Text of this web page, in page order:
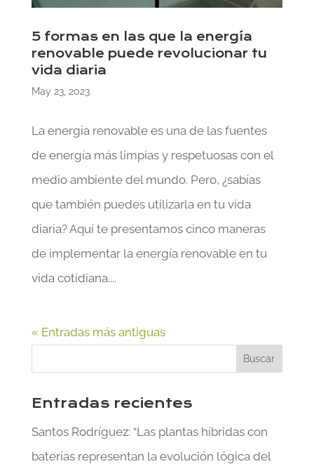
5 formas en las que la energía
renovable puede revolucionar tu
vida diaria
May 23, 2023
La energía renovable es una de las fuentes
de energía más limpias y respetuosas con el
medio ambiente del mundo. Pero, ¿sabías
que también puedes utilizarla en tu vida
diaria? Aquí te presentamos cinco maneras
de implementar la energía renovable en tu
vida cotidiana....
« Entradas más antiguas
Entradas recientes
Santos Rodríguez: “Las plantas híbridas con
baterías representan la evolución lógica del